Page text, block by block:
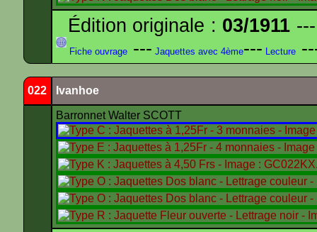
Édition originale : 03/1911
Fiche ouvrage --- Jaquettes avec 4ème--- Lecture
022 Ivanhoe
Barronnet Walter SCOTT